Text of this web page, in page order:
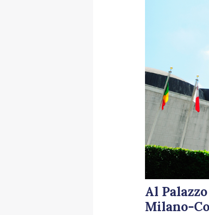
Al
Milano-